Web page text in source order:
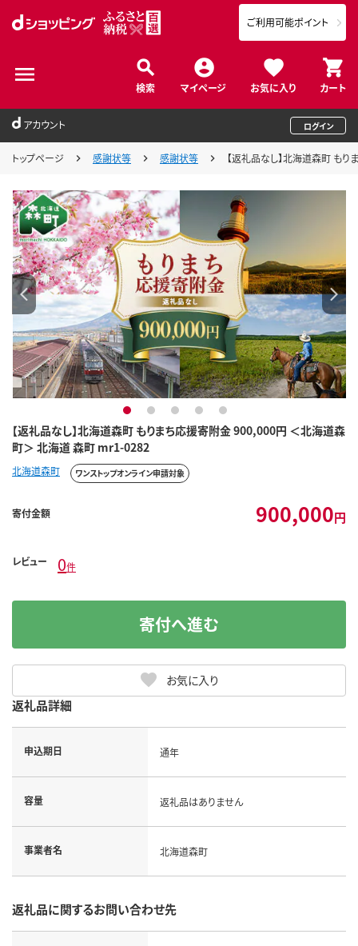
検索 マイページ お気に入り カート
ご利用可能ポイント
アカウント ログイン
トップページ 感謝状等 感謝状等 【返礼品なし】北海道森町 も
【返礼品なし】北海道森町 もりまち応援寄附金 900,000円 ＜北海道森
町＞ 北海道 森町 mr1-0282
1 2 3 4 5
北海道森町 ワンストップオンライン申請対象
寄付金額 900,000円
レビュー 0件
お気に入り
寄付へ進む
返礼品詳細
申込期日 通年
容量 返礼品はありません
事業者名 北海道森町
返礼品に関するお問い合わせ先